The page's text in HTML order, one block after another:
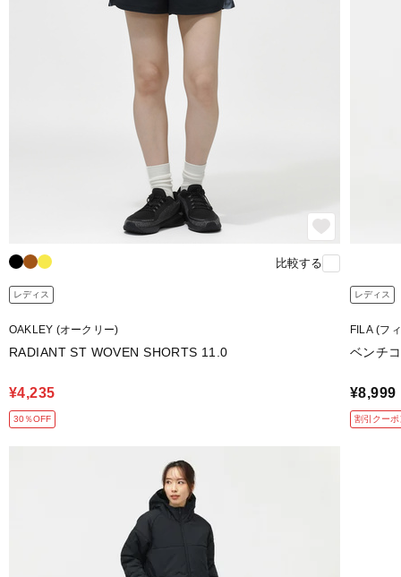
比較する
レディス
OAKLEY (オークリー)
RADIANT ST WOVEN SHORTS 11.0
¥4,235
30％OFF
レディス
FILA (フ
ベンチ
¥8,999
割引クーポ